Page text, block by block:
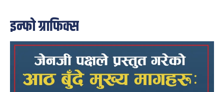
इन्फो ग्राफिक्स